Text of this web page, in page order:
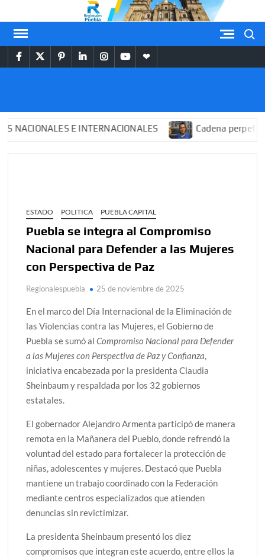
al
contenido
facebooktwitterpinterest
linkedininstagram
youtubethemespiral
PUEBLA
E INTERNACIONALES Cadena perpetua
ESTADO POLITICA PUEBLA CAPITAL
Puebla se integra al Compromiso
Nacional para Defender a las Mujeres
con Perspectiva de Paz
Regionalespuebla 25 de noviembre de 2025
En el marco del Día Internacional de la Eliminación de
las Violencias contra las Mujeres, el Gobierno de
Puebla se sumó alCompromiso Nacional para Defender
a las Mujeres con Perspectiva de Paz y Confianza
iniciativa encabezada por la presidenta Claudia
Sheinbaum y respaldada por los 32 gobiernos
estatales.
El gobernador Alejandro Armenta participó de manera
remota en la Mañanera del Pueblo, donde refrendó la
voluntad del estado para fortalecer la protección de
niñas, adolescentes y mujeres. Destacó que Puebla
mantiene un trabajo coordinado con la Federación
mediante centros especializados que atienden
denuncias sin revictimizar.
La presidenta Sheinbaum presentó los diez
compromisos que integran este acuerdo, entre ellos la